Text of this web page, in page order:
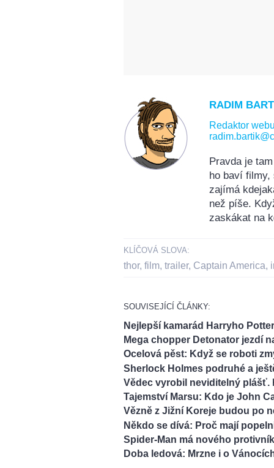
RADIM
Redaktor webu
Pravda je
ho baví
zajímá
než píše.
zaskákat na
KLÍČOVÁ SLOVA:
thor, film, trailer, Captain America,
SOUVISEJÍCÍ ČLÁNKY:
Nejlepší kamarád Harryho
Mega chopper Detonator jezdí
Ocelová pěst: Když se roboti
Sherlock Holmes podruhé a
Vědec vyrobil neviditelný plášť.
Tajemství Marsu: Kdo je John
Vězně z Jižní Koreje budou po
Někdo se dívá: Proč mají
Spider-Man má nového
Doba ledová: Mrzne i o